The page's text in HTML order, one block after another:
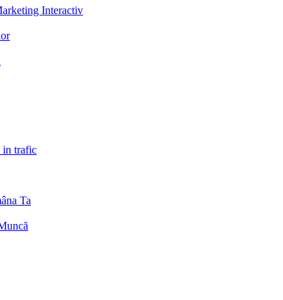
Interactiv
in trafic
Ta